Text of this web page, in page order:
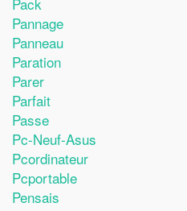
Pannage
Panneau
Paration
Parer
Parfait
Passe
Pc-Neuf-Asus
Pcordinateur
Pcportable
Pensais